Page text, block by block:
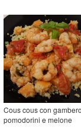
Cous cous con
pomodorini e melone